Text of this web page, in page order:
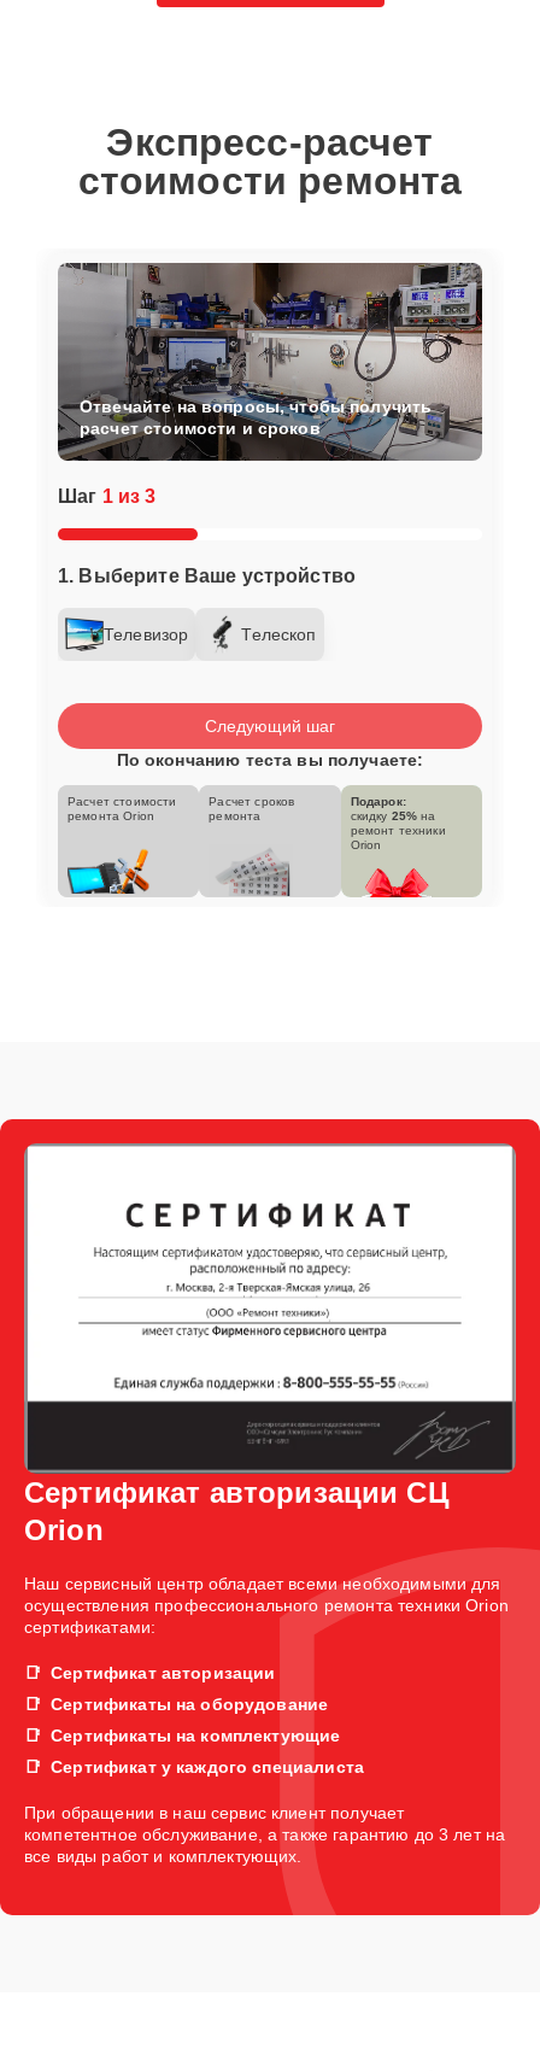
Экспресс-расчет
стоимости ремонта
Шаг 1 из 3
1. Выберите Ваше устройство
Телевизор Телескоп
Отвечайте на вопросы, чтобы получить
расчет стоимости и сроков
Следующий шаг
По окончанию теста вы получаете:
Расчет стоимости
ремонта Orion
Расчет сроков
ремонта
Подарок:
скидку 25% на
ремонт техники
Orion
Сертификат авторизации СЦ
Orion
Наш сервисный центр обладает всеми необходимыми для
осуществления профессионального ремонта техники Orion
сертификатами:
Сертификат авторизации
Сертификаты на оборудование
Сертификаты на комплектующие
Сертификат у каждого специалиста
При обращении в наш сервис клиент получает
компетентное обслуживание, а также гарантию до 3 лет на
все виды работ и комплектующих.